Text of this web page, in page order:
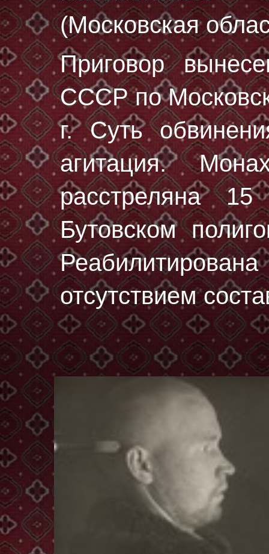
(Московская
Приговор
СССР по
г. Суть
агитация.
расстреляна15
Бутовском
отсутствием